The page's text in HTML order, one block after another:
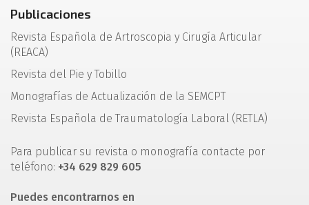
Publicaciones
Revista Española de Artroscopia y Cirugía Articular
(REACA)
Revista del Pie y Tobillo
Monografías de Actualización de la SEMCPT
Revista Española de Traumatología Laboral (RETLA)
Para publicar su revista o monografía contacte por
teléfono: +34 629 829 605
Puedes encontrarnos en